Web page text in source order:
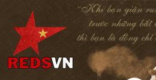
Kênh chia sẻ tri thức cộng đồng